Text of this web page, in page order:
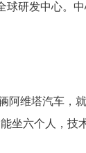
球研发中心。
阿维塔汽车，
坐六个人，技